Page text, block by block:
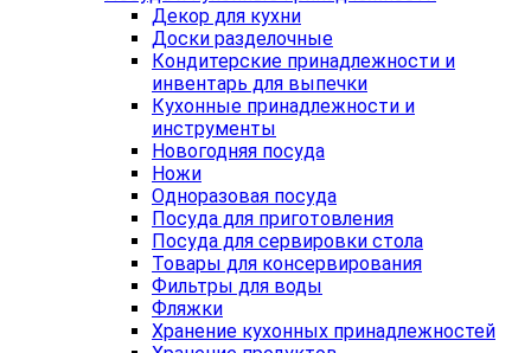
Декор для кухни
Доски разделочные
Кондитерские принадлежности и
инвентарь для выпечки
Кухонные принадлежности и
инструменты
Новогодняя посуда
Ножи
Одноразовая посуда
Посуда для приготовления
Посуда для сервировки стола
Товары для консервирования
Фильтры для воды
Фляжки
Хранение кухонных принадлежностей